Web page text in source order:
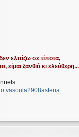
ελπίζω σε τίποτα,
είμαι ξανθιά κι ελεύθερη...
vasoula2908asteria